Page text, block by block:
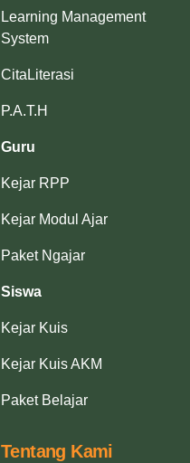
Learning Management
System
CitaLiterasi
P.A.T.H
Guru
Kejar RPP
Kejar Modul Ajar
Paket Ngajar
Siswa
Kejar Kuis
Kejar Kuis AKM
Paket Belajar
Tentang Kami